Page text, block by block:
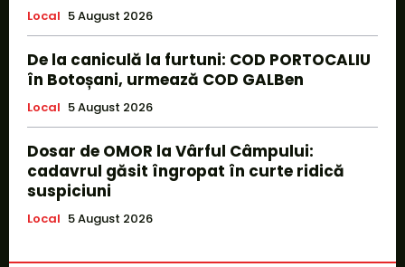
Local 5 August 2026
De la caniculă la furtuni: COD PORTOCALIU
în Botoșani, urmează COD GALBen
Local 5 August 2026
Dosar de OMOR la Vârful Câmpului:
cadavrul găsit îngropat în curte ridică
suspiciuni
Local 5 August 2026